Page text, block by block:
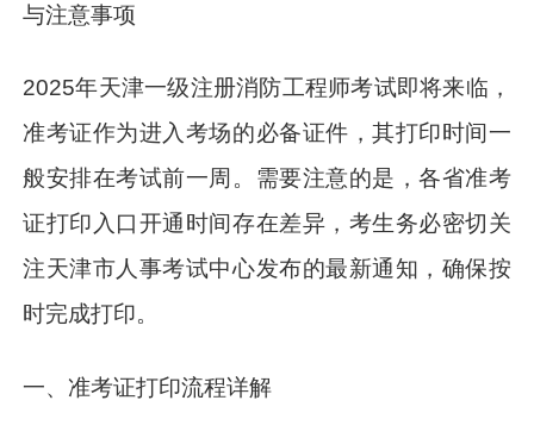
与注意事项
2025年天津一级注册消防工程师考试即将来临，
准考证作为进入考场的必备证件，其打印时间一
般安排在考试前一周。需要注意的是，各省准考
证打印入口开通时间存在差异，考生务必密切关
注天津市人事考试中心发布的最新通知，确保按
时完成打印。
一、准考证打印流程详解